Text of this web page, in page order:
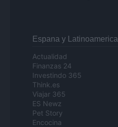
Espana y Latinoamerica
Actualidad
Finanzas 24
Investindo 365
Think.es
Viajar 365
ES Newz
Pet Story
Encocina